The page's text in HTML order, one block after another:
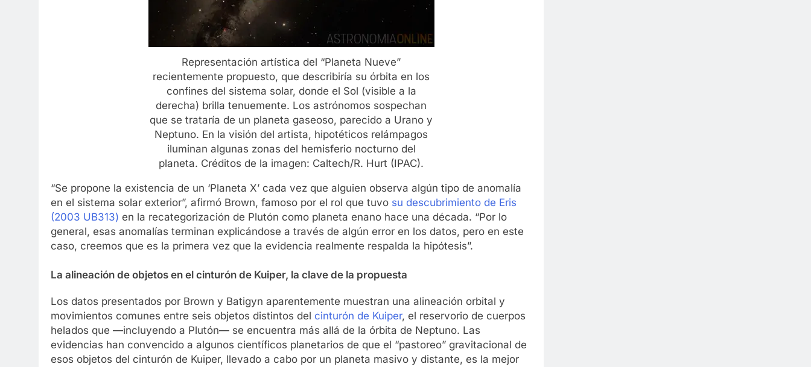
Representación artística del “Planeta Nueve”
recientemente propuesto, que describiría su órbita en los
confines del sistema solar, donde el Sol (visible a la
derecha) brilla tenuemente. Los astrónomos sospechan
que se trataría de un planeta gaseoso, parecido a Urano y
Neptuno. En la visión del artista, hipotéticos relámpagos
iluminan algunas zonas del hemisferio nocturno del
planeta. Créditos de la imagen: Caltech/R. Hurt (IPAC).
“Se propone la existencia de un ‘Planeta X’ cada vez que alguien observa algún tipo de anomalía
en el sistema solar exterior”, afirmó Brown, famoso por el rol que tuvo su descubrimiento de Eris
(2003 UB313) en la recategorización de Plutón como planeta enano hace una década. “Por lo
general, esas anomalías terminan explicándose a través de algún error en los datos, pero en este
caso, creemos que es la primera vez que la evidencia realmente respalda la hipótesis”.
La alineación de objetos en el cinturón de Kuiper, la clave de la propuesta
Los datos presentados por Brown y Batigyn aparentemente muestran una alineación orbital y
movimientos comunes entre seis objetos distintos del cinturón de Kuiper, el reservorio de cuerpos
helados que —incluyendo a Plutón— se encuentra más allá de la órbita de Neptuno. Las
evidencias han convencido a algunos científicos planetarios de que el “pastoreo” gravitacional de
esos objetos del cinturón de Kuiper, llevado a cabo por un planeta masivo y distante, es la mejor